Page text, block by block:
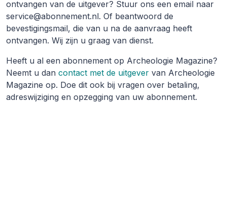
ontvangen van de uitgever? Stuur ons een email naar
service@abonnement.nl. Of beantwoord de
bevestigingsmail, die van u na de aanvraag heeft
ontvangen. Wij zijn u graag van dienst.
Heeft u al een abonnement op Archeologie Magazine?
Neemt u dan contact met de uitgever van Archeologie
Magazine op. Doe dit ook bij vragen over betaling,
adreswijziging en opzegging van uw abonnement.